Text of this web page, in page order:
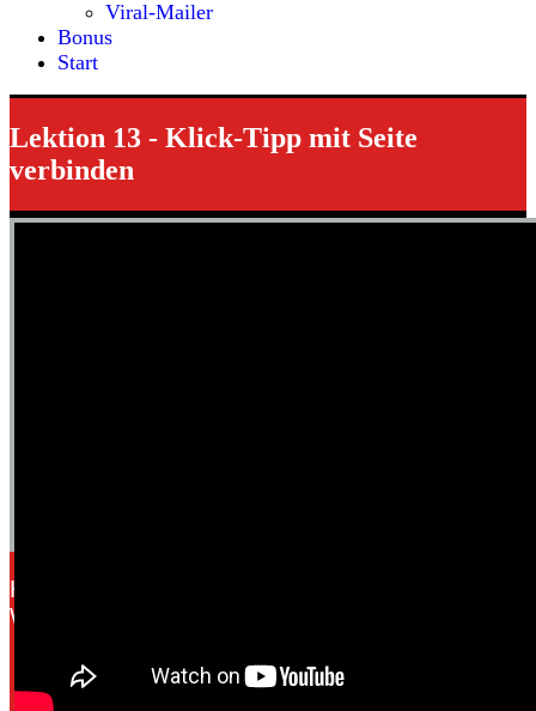
Viral-Mailer
Bonus
Start
Lektion 13 - Klick-Tipp mit Seite
verbinden
Hier zeige ich Dir, wie man Klick-Tipp mit der
Webseite verbindet
Zur nächsten Lektion